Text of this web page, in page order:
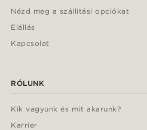
Nézd meg a szállítási opciókat
Elállás
Kapcsolat
RÓLUNK
Kik vagyunk és mit akarunk?
Karrier